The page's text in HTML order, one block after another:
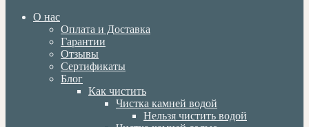
О нас
Оплата и Доставка
Гарантии
Отзывы
Сертификаты
Блог
Как чистить
Чистка камней водой
Нельзя чистить водой